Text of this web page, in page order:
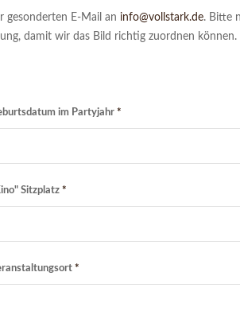
gesonderten E-Mail an info@vollstark.de. Bitte
damit wir das Bild richtig zuordnen können.
im Partyjahr *
Sitzplatz *
*